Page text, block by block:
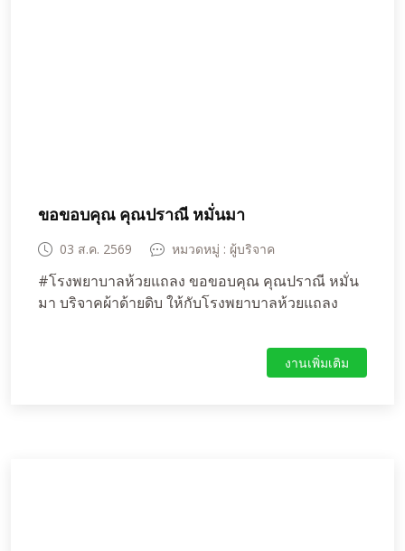
ขอขอบคุณ คุณปราณี หมั่นมา
03 ส.ค. 2569 หมวดหมู่ : ผู้บริจาค
#โรงพยาบาลห้วยแถลง ขอขอบคุณ คุณปราณี หมั่น
มา บริจาคผ้าด้ายดิบ ให้กับโรงพยาบาลห้วยแถลง
งานเพิ่มเติม